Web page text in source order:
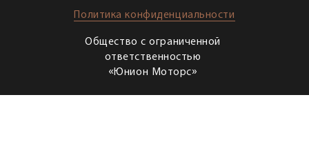
СХЕМА ПРОЕЗДАПолитика конфиденциальности
Общество с ограниченной
ответственностью
«Юнион Моторс»